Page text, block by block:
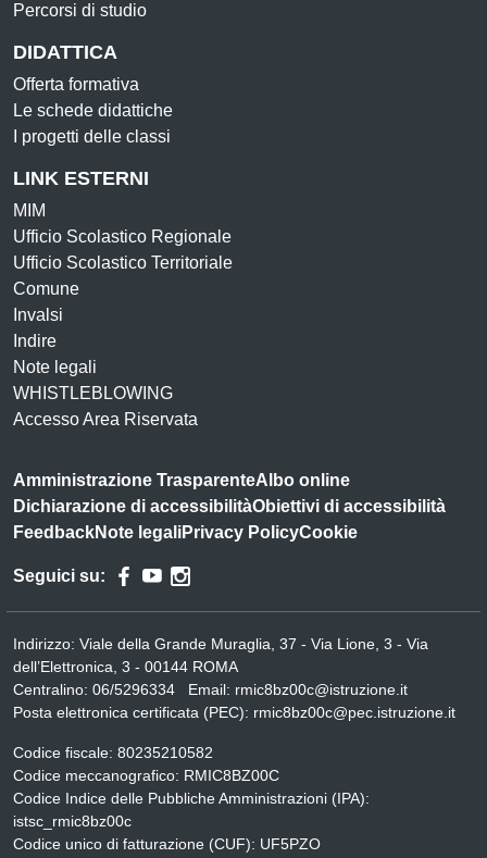
Percorsi di studio
DIDATTICA
Offerta formativa
Le schede didattiche
I progetti delle classi
LINK ESTERNI
MIM
Ufficio Scolastico Regionale
Ufficio Scolastico Territoriale
Comune
Invalsi
Indire
Note legali
WHISTLEBLOWING
Accesso Area Riservata
Amministrazione TrasparenteAlbo online
Dichiarazione di accessibilitàObiettivi di accessibilità
FeedbackNote legaliPrivacy PolicyCookie
Seguici su:
Indirizzo: Viale della Grande Muraglia, 37 - Via Lione, 3 - Via
dell’Elettronica, 3 - 00144 ROMA
Centralino: 06/5296334 Email: rmic8bz00c@istruzione.it
Posta elettronica certificata (PEC): rmic8bz00c@pec.istruzione.it
Codice fiscale: 80235210582
Codice meccanografico: RMIC8BZ00C
Codice Indice delle Pubbliche Amministrazioni (IPA):
istsc_rmic8bz00c
Codice unico di fatturazione (CUF): UF5PZO